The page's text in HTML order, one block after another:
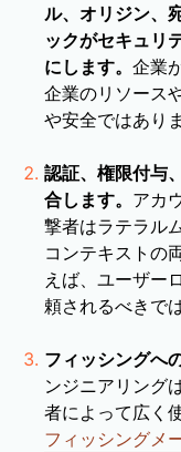
ル、オリジン、
ックがセキュリ
にします。 企業
企業のリソース
や安全ではあり
認証、権限付与
合します。 アカ
撃者はラテラル
コンテキストの
えば、ユーザー
頼されるべきで
フィッシングへ
ンジニアリング
者によって広く
フィッシングメ